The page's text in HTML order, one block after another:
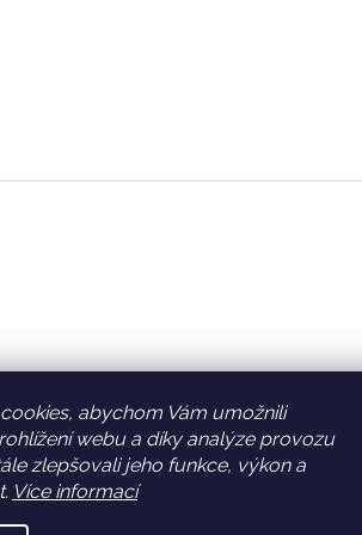
abychom Vám umožnili
webu a díky analýze provozu
zlepšovali jeho funkce, výkon a
Více informací
Facebook Věrnostní slevy